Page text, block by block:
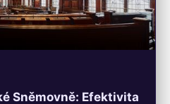
Sněmovně: Efektivita